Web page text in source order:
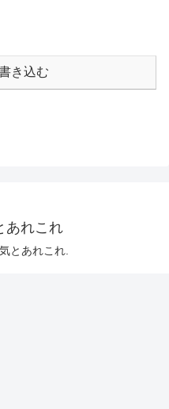
き込む
あれこれ
とあれこれ.